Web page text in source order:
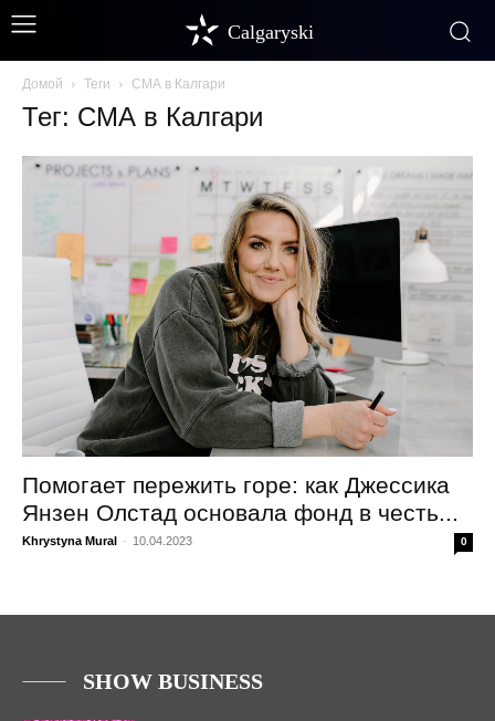
Calgaryski
Домой Теги СМА в Калгари
Тег: СМА в Калгари
Помогает пережить горе: как Джессика
Янзен Олстад основала фонд в честь...
Khrystyna Mural - 10.04.2023 0
SHOW BUSINESS